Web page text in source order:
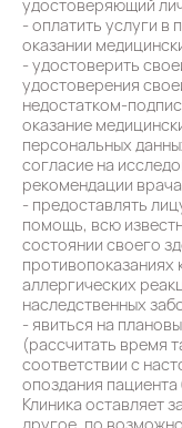
удостоверяющий
- оплатить услуги
оказании
- удостоверить
удостоверения
недостатком-
оказание
персональных
согласие на
рекомендации
- предоставлять
помощь, всю
состоянии своего
противопоказаниях
аллергических
наследственных
- явиться на
(рассчитать время
соответствии с
опоздания
Клиника оставляет